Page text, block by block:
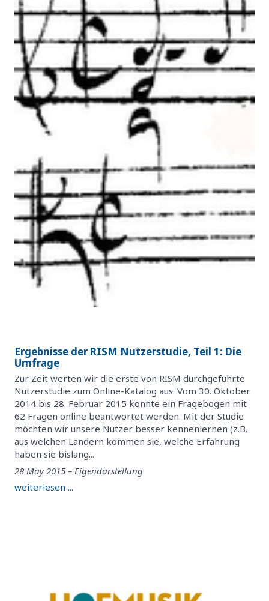
Ergebnisse der RISM Nutzerstudie, Teil 1: Die
Umfrage
Zur Zeit werten wir die erste von RISM durchgeführte
Nutzerstudie zum Online-Katalog aus. Vom 30. Oktober
2014 bis 28. Februar 2015 konnte ein Fragebogen mit
62 Fragen online beantwortet werden. Mit der Studie
möchten wir unsere Nutzer besser kennenlernen (z.B.
aus welchen Ländern kommen sie, welche Erfahrung
haben sie bislang...
28 May 2015 – Eigendarstellung
weiterlesen ...